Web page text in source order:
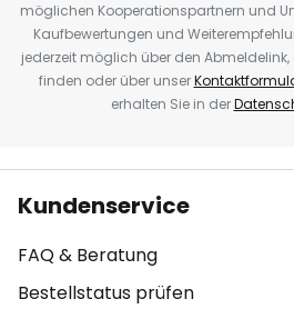
möglichen Kooperationspartnern und
Kaufbewertungen und
jederzeit möglich über den Abmeldelink,
finden oder über unser
erhalten Sie in der
Kundenservice
FAQ & Beratung
Bestellstatus prüfen